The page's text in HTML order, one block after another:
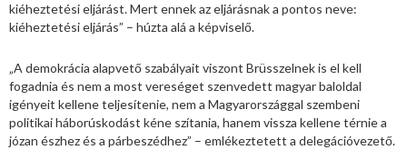
kiéheztetési eljárást. Mert ennek az eljárásnak a pontos neve:
kiéheztetési eljárás” – húzta alá a képviselő.
„A demokrácia alapvető szabályait viszont Brüsszelnek is el kell
fogadnia és nem a most vereséget szenvedett magyar baloldal
igényeit kellene teljesítenie, nem a Magyarországgal szembeni
politikai háborúskodást kéne szítania, hanem vissza kellene térnie a
józan észhez és a párbeszédhez” – emlékeztetett a delegációvezető.